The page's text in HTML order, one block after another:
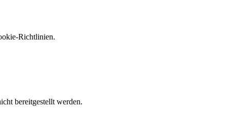
Richtlinien.
bereitgestellt werden.